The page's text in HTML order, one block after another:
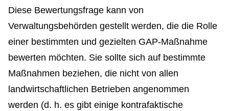
Diese Bewertungsfrage kann von
Verwaltungsbehörden gestellt werden, die die Rolle
einer bestimmten und gezielten GAP-Maßnahme
bewerten möchten. Sie sollte sich auf bestimmte
Maßnahmen beziehen, die nicht von allen
landwirtschaftlichen Betrieben angenommen
werden (d. h. es gibt einige kontrafaktische